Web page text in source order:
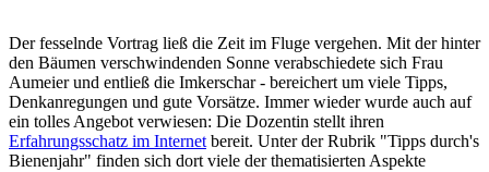
Der fesselnde Vortrag ließ die Zeit im Fluge vergehen. Mit der hinter
den Bäumen verschwindenden Sonne verabschiedete sich Frau
Aumeier und entließ die Imkerschar - bereichert um viele Tipps,
Denkanregungen und gute Vorsätze. Immer wieder wurde auch auf
ein tolles Angebot verwiesen: Die Dozentin stellt ihren
Erfahrungsschatz im Internet bereit. Unter der Rubrik "Tipps durch's
Bienenjahr" finden sich dort viele der thematisierten Aspekte